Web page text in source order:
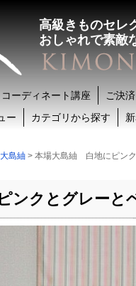
高級きものセレ
おしゃれで素敵
コーディネート講座 ご決
ー カテゴリから探す
島紬 > 本場大島紬 白地にピン
ンクとグレーと